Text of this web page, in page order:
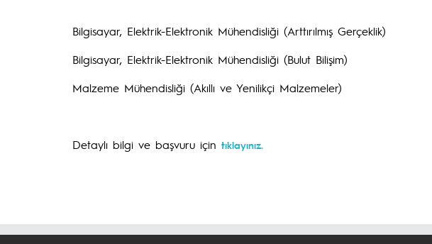
Bilgisayar, Elektrik-Elektronik Mühendisliği (Arttırılmış Gerçeklik)
Bilgisayar, Elektrik-Elektronik Mühendisliği (Bulut Bilişim)
Malzeme Mühendisliği (Akıllı ve Yenilikçi Malzemeler)
Detaylı bilgi ve başvuru için tıklayınız.